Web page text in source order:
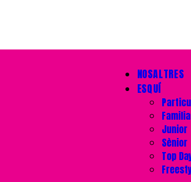
NOSALTRES
ESQUÍ
Junior
Sènior
Top